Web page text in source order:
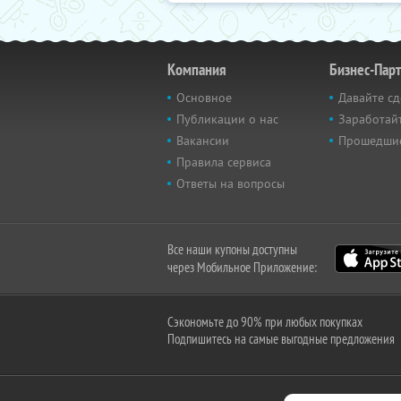
Компания
Основное
Публикации о нас
Вакансии
Правила сервиса
Ответы на вопросы
Бизнес-
Давайте
Все наши купоны доступны
через Мобильное Приложение:
Сэкономьте до 90% при любых покупках
Подпишитесь на самые выгодные предложения